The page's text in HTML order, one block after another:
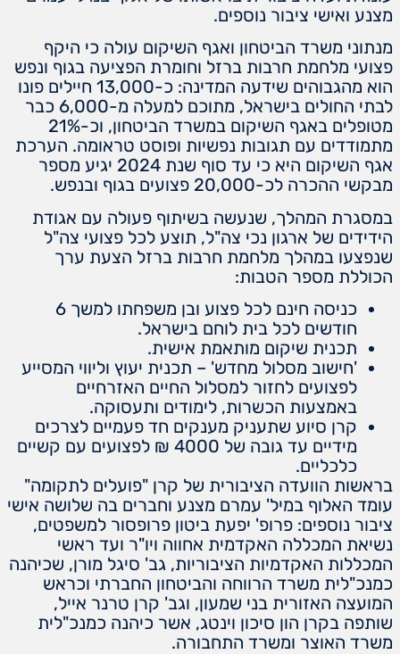
מצנע ואישי ציבור נוספים.
מנתוני משרד הביטחון ואגף השיקום עולה כי היקף
פצועי מלחמת חרבות ברזל וחומרת הפציעה בגוף ונפש
הוא מהגבוהים שידעה המדינה: כ-13,000 חיילים פונו
לבתי החולים בישראל, מתוכם למעלה מ-6,000 כבר
מטופלים באגף השיקום במשרד הביטחון, וכ-21%
מתמודדים עם תגובות נפשיות ופוסט טראומה. הערכת
אגף השיקום היא כי עד סוף שנת 2024 יגיע מספר
מבקשי ההכרה לכ-20,000 פצועים בגוף ובנפש.
במסגרת המהלך, שנעשה בשיתוף פעולה עם אגודת
הידידים של ארגון נכי צה"ל, תוצע לכל פצועי צה"ל
שנפצעו במהלך מלחמת חרבות ברזל הצעת ערך
הכוללת מספר הטבות:
כניסה חינם לכל פצוע ובן משפחתו למשך 6
חודשים לכל בית לוחם בישראל.
תכנית שיקום מותאמת אישית.
'חישוב מסלול מחדש' – תכנית יעוץ וליווי המסייע
לפצועים לחזור למסלול החיים האזרחיים
באמצעות הכשרות, לימודים ותעסוקה.
קרן סיוע שתעניק מענקים חד פעמיים לצרכים
מידיים עד גובה של 4000 ₪ לפצועים עם קשיים
כלכליים.
בראשות הוועדה הציבורית של קרן "פועלים לתקומה"
עומד האלוף במיל' עמרם מצנע וחברים בה שלושה אישי
ציבור נוספים: פרופ' יפעת ביטון פרופסור למשפטים,
נשיאת המכללה האקדמית אחווה ויו"ר ועד ראשי
המכללות האקדמיות הציבוריות, גב' סיגל מורן, שכיהנה
כמנכ"לית משרד הרווחה והביטחון החברתי וכראש
המועצה האזורית בני שמעון, וגב' קרן טרנר אייל,
שותפה בקרן הון סיכון וינטג, אשר כיהנה כמנכ"לית
משרד האוצר ומשרד התחבורה.